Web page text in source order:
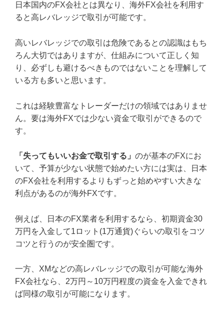
日本国内のFX会社とは異なり、海外FX会社を利用す
ると高レバレッジで取引が可能です。
高いレバレッジでの取引は危険であるとの認識はもち
ろん大切ではありますが、仕組みについて正しく知
り、必ずしも避けるべきものではないことを理解して
いる方も多いと思います。
これは経験豊富なトレーダーだけの領域ではありませ
ん。要は海外FXでは少ない資金で取引ができるので
す。
「失ってもいいお金で取引する」 のが基本のFXにお
いて、予算が少ない状態で始めたい方には実は、日本
のFX会社を利用するよりもずっと始めやすい大きな
利点があるのが海外FXです。
例えば、日本のFX業者を利用するなら、初期資金30
万円を入金して1ロット(1万通貨)ぐらいの取引をコツ
コツと行うのが安全圏です。
一方、XMなどの高レバレッジでの取引が可能な海外
FX会社なら、2万円～10万円程度の資金を入金できれ
ば同様の取引が可能になります。